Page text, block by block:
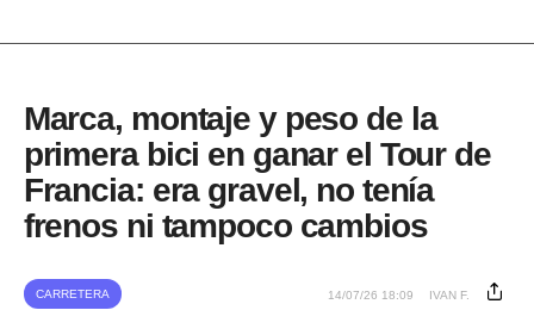
Marca, montaje y peso de la
primera bici en ganar el Tour de
Francia: era gravel, no tenía
frenos ni tampoco cambios
CARRETERA 14/07/26 18:09 IVAN F.